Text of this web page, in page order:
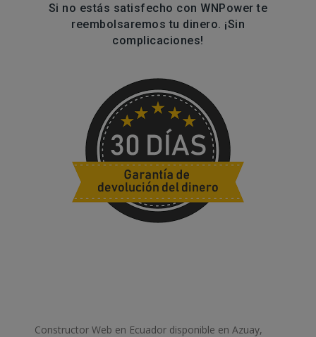
Si no estás satisfecho con WNPower te
reembolsaremos tu dinero. ¡Sin
complicaciones!
Constructor Web en Ecuador disponible en Azuay,